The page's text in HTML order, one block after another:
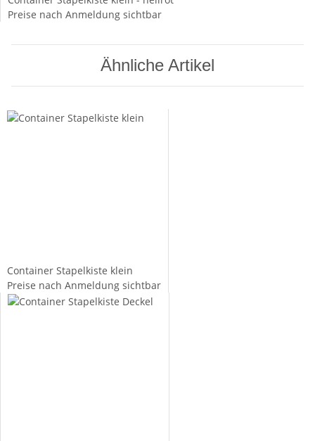
Preise nach Anmeldung sichtbar
Ähnliche Artikel
Container Stapelkiste klein
Preise nach Anmeldung sichtbar